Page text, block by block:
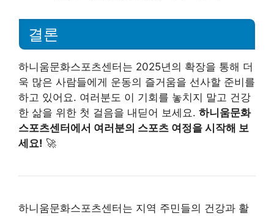
결론
하니움문화스포츠센터는 2025년의 확장을 통해 더
욱 많은 사람들에게 운동의 즐거움을 선사할 준비를
하고 있어요. 여러분도 이 기회를 놓치지 말고 건강
한 삶을 위한 첫 걸음을 내딛어 보세요. 하니움문화
스포츠센터에서 여러분의 스포츠 여정을 시작해 보
세요! 🚀
하니움문화스포츠센터는 지역 주민들의 건강과 활